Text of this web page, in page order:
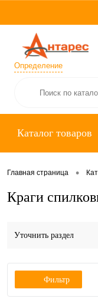
Определение
Каталог товаров
Главная страница •
Краги
Уточнить раздел
Фильтр